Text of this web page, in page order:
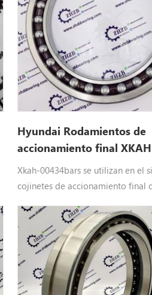
Hyundai Rodamientos de
accionamiento final
Xkah-00434bars se utilizan en el
cojinetes de accionamiento final
00434 Hyundai repuestos aplicar
paraR180LC7, R180LC7A,
R210LC7, R210LC7A, R210LC7H,
R250LC7A, RC215C7, RC215C7H